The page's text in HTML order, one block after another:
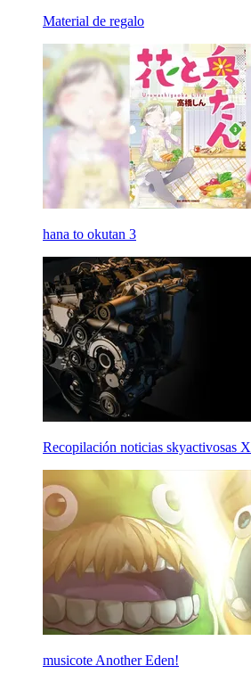
Material de regalo
hana to okutan 3
Recopilación noticias skyactivosas X
musicote Another Eden!